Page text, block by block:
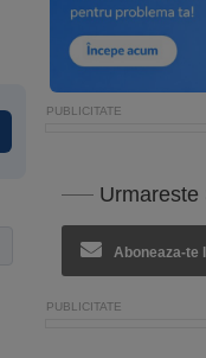
Urmareste
Aboneaza-te